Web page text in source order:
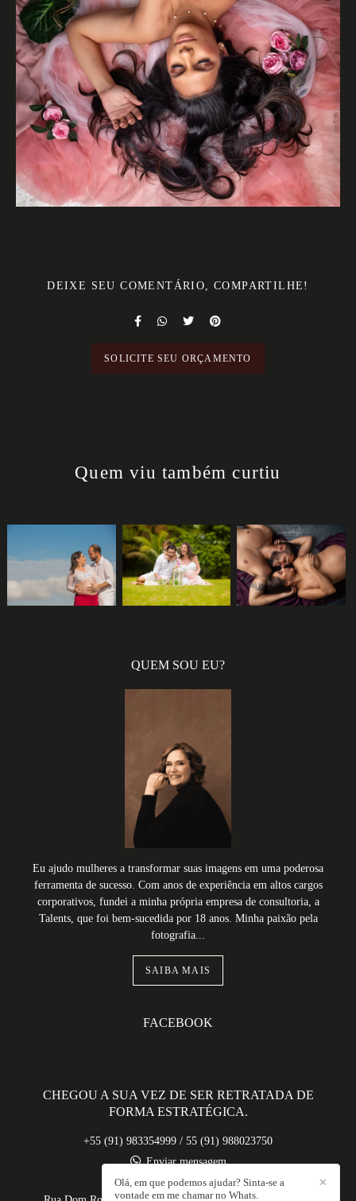
DEIXE SEU COMENTÁRIO, COMPARTILHE!
SOLICITE SEU ORÇAMENTO
Quem viu também curtiu
1 2923 7 1243 0
QUEM SOU EU?
Eu ajudo mulheres a transformar suas imagens em uma poderosa
ferramenta de sucesso. Com anos de experiência em altos cargos
corporativos, fundei a minha própria empresa de consultoria, a
Talents, que foi bem-sucedida por 18 anos. Minha paixão pela
fotografia...
SAIBA MAIS
FACEBOOK
CHEGOU A SUA VEZ DE SER RETRATADA DE
FORMA ESTRATÉGICA.
+55 (91) 983354999 / 55 (91) 988023750
Enviar mensagem
contato@anamokarzel.com
✕
Olá, em que podemos ajudar? Sinta-se a
vontade em me chamar no Whats.